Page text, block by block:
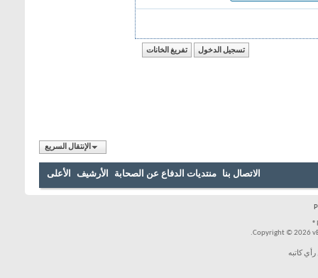
الإنتقال السريع
الاتصال بنا منتديات الدفاع عن الصحابة الأرشيف الأعلى
Copyright © 2026
كاتبه